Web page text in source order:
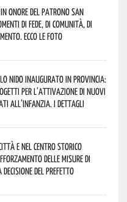
onore del Patrono San
di fede, di comunità, di
Ecco le foto
nido inaugurato in provincia:
per l’attivazione di nuovi
all’infanzia. I dettagli
e nel centro storico
delle misure di
decisione del Prefetto